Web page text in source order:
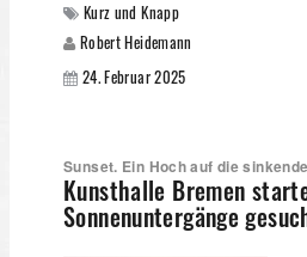
Kurz und Knapp
Robert Heidemann
24. Februar 2025
Sunset. Ein Hoch auf die
Kunsthalle Bremen
Sonnenuntergänge